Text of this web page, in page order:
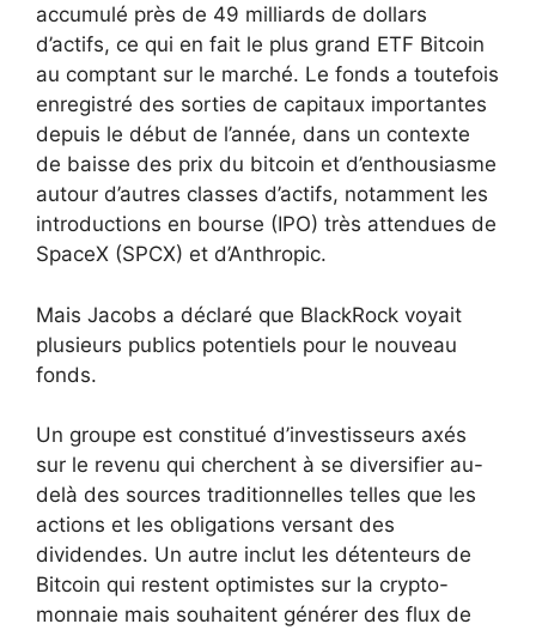
accumulé près de 49 milliards de dollars
d’actifs, ce qui en fait le plus grand ETF Bitcoin
au comptant sur le marché. Le fonds a toutefois
enregistré des sorties de capitaux importantes
depuis le début de l’année, dans un contexte
de baisse des prix du bitcoin et d’enthousiasme
autour d’autres classes d’actifs, notamment les
introductions en bourse (IPO) très attendues de
SpaceX (SPCX) et d’Anthropic.
Mais Jacobs a déclaré que BlackRock voyait
plusieurs publics potentiels pour le nouveau
fonds.
Un groupe est constitué d’investisseurs axés
sur le revenu qui cherchent à se diversifier au-
delà des sources traditionnelles telles que les
actions et les obligations versant des
dividendes. Un autre inclut les détenteurs de
Bitcoin qui restent optimistes sur la crypto-
monnaie mais souhaitent générer des flux de